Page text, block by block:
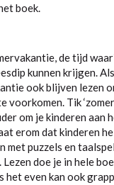
boek.
de tijd
kunnen krijgen.
ook blijven lezen
voorkomen. Tik
om je kinderen aan
erom dat kinderen
met puzzels en
doe je in hele
het even kan ook